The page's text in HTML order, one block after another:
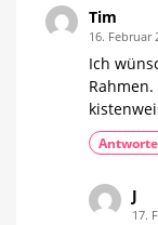
Tim
16. Februar
Ich
J
17.